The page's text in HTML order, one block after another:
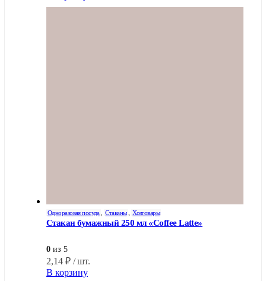
Одноразовая посуда Стаканы Хозтовары
Стакан бумажный 250 мл «Coffee Latte»
0 из 5
2,14 ₽ / шт.
В корзину